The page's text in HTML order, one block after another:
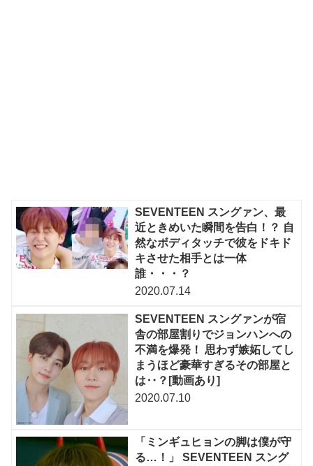
SEVENTEEN スングァン、最
近ときめいた瞬間を告白！？ 自
然なボディタッチで彼をドキド
キさせた相手とは一体
誰・・・？
2020.07.14
SEVENTEEN スングァンが宿
舎の部屋割りでジョンハンへの
不満を爆発！ 思わず嫉妬してし
まうほど豪華すぎるその部屋と
は‥？[動画あり]
2020.07.10
「ミンギュヒョンの脚は僕が守
る…！」 SEVENTEEN スング